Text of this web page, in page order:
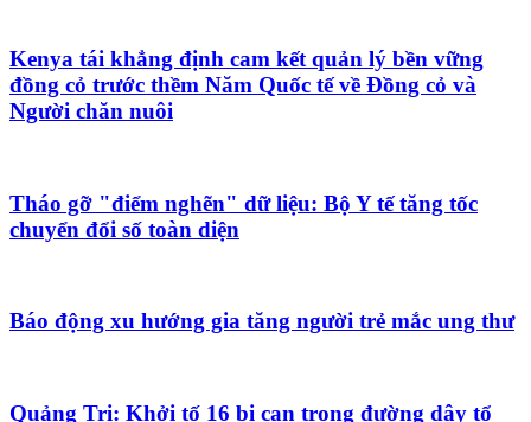
thuốc lá
Tin mới
Hội chợ nghệ thuật Fine Arts Paris 2026 - nơi gặp
gỡ của di sản, thị trường và sáng tạo đương đại
UNESCO Courier: Liệu báo chí đã trở thành "tin